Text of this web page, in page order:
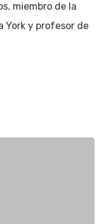
miembro de la
York y profesor de